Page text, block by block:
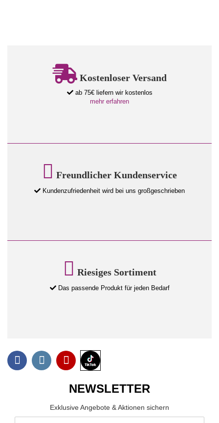
Kostenloser Versand
ab 75€ liefern wir kostenlos
mehr erfahren
Freundlicher Kundenservice
Kundenzufriedenheit wird bei uns großgeschrieben
Riesiges Sortiment
Das passende Produkt für jeden Bedarf
NEWSLETTER
Exklusive Angebote & Aktionen sichern